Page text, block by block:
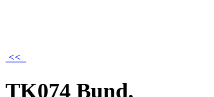
<<
TK074 Bund,